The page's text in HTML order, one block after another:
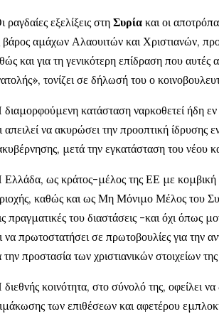
ραγδαίες εξελίξεις στη Συρία και οι
βάρος αμάχων Αλαουιτών και Χριστιανών,
και για τη γενικότερη επίδραση που
τονίζει σε δήλωσή του ο
κατάσταση ναρκοθετεί ήδη εν
απειλεί να ακυρώσει την προοπτική ίδρυσης
μετά την εγκατάσταση του νέου
ως κράτος-μέλος της ΕΕ με κομβική
καθώς και ως Μη Μόνιμο Μέλος του
πραγματικές του διαστάσεις -και όχι όπως
να πρωτοστατήσει σε πρωτοβουλίες για την
την προστασία των χριστιανικών στοιχείων
κοινότητα, στο σύνολό της, οφείλει
των επιθέσεων και αφετέρου